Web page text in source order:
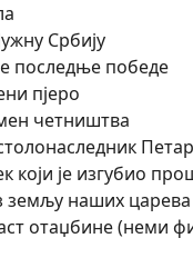
Србију
последње победе
пјеро
четништва
Петар
који је изгубио
земљу наших
отаџбине (неми